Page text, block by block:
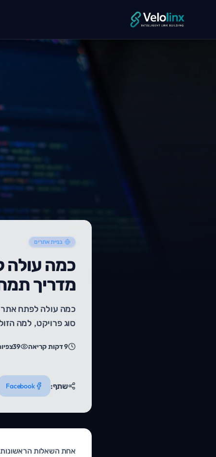
בניית אתרים
מדריך
כמה עולה לפתח אתר
סוג פרויקט, למה
9דקות קריאה 39
שתף: Facebook
אחת השאלות הראשונות